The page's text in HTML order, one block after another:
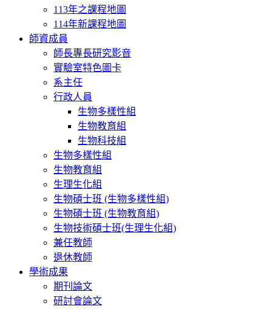
113年之課程地圖
114年新課程地圖
師資成員
師長專長研究影音
實驗室特色圖卡
系主任
行政人員
生物多樣性組
生物教育組
生物科技組
生物多樣性組
生物教育組
生理生化組
生物碩士班 (生物多樣性組)
生物碩士班 (生物教育組)
生物技術碩士班(生理生化組)
兼任教師
退休教師
學術成果
期刊論文
研討會論文